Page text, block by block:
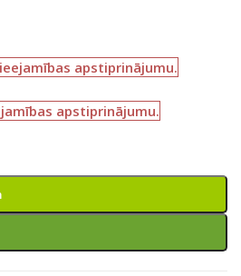
apstiprinājumu.
apstiprinājumu.